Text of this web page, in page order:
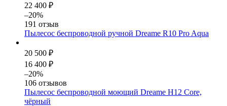
22 400 ₽
–20%
191 отзыв
Пылесос беспроводной ручной Dreame R10 Pro Aqua
20 500 ₽
16 400 ₽
–20%
106 отзывов
Пылесос беспроводной моющий Dreame H12 Core,
чёрный